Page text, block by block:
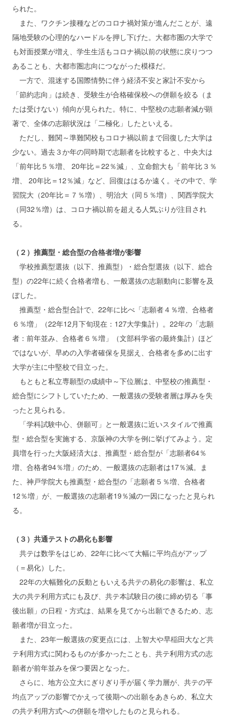
られた。
また、ワクチン接種などのコロナ禍対策が進んだことが、遠
隔地受験の心理的なハードルを押し下げた。大都市圏の大学で
も対面授業が増え、学生生活もコロナ禍以前の状態に戻りつつ
あることも、大都市圏志向につながった模様だ。
一方で、混迷する国際情勢に伴う経済不安と家計不安から
「節約志向」は続き、受験生が合格確保校への併願を絞る（ま
たは受けない）傾向が見られた。特に、中堅校の志願者減が顕
著で、全体の志願状況は「二極化」したといえる。
ただし、難関～準難関校もコロナ禍以前まで回復した大学は
少ない。過去３か年の同時期で志願者を比較すると、中央大は
「前年比５％増、 20年比＝22％減」、立命館大も「前年比３％
増、 20年比＝12％減」など、回復ははるか遠く。その中で、学
習院大（20年比＝７％増）、明治大（同５％増）、関西学院大
（同32％増）は、コロナ禍以前を超える人気ぶりが注目され
る。
（２）推薦型・総合型の合格者増が影響
学校推薦型選抜（以下、推薦型）・総合型選抜（以下、総合
型）の22年に続く合格者増も、一般選抜の志願動向に影響を及
ぼした。
推薦型・総合型合計で、22年に比べ「志願者４％増、合格者
６％増」（22年12月下旬現在：127大学集計）。22年の「志願
者：前年並み、合格者６％増」（文部科学省の最終集計）ほど
ではないが、早めの入学者確保を見据え、合格者を多めに出す
大学が主に中堅校で目立った。
もともと私立専願型の成績中～下位層は、中堅校の推薦型・
総合型にシフトしていたため、一般選抜の受験者層は厚みを失
ったと見られる。
「学科試験中心、併願可」と一般選抜に近いスタイルで推薦
型・総合型を実施する、京阪神の大学を例に挙げてみよう。定
員増を行った大阪経済大は、推薦型・総合型が「志願者64％
増、合格者94％増」のため、一般選抜の志願者は17％減。ま
た、神戸学院大も推薦型・総合型の「志願者５％増、合格者
12％増」が、一般選抜の志願者19％減の一因になったと見られ
る。
（３）共通テストの易化も影響
共テは数学をはじめ、22年に比べて大幅に平均点がアップ
（＝易化）した。
22年の大幅難化の反動ともいえる共テの易化の影響は、私立
大の共テ利用方式にも及び、共テ本試験日の後に締め切る「事
後出願」の日程・方式は、結果を見てから出願できるため、志
願者増が目立った。
また、23年一般選抜の変更点には、上智大や早稲田大など共
テ利用方式に関わるものが多かったことも、共テ利用方式の志
願者が前年並みを保つ要因となった。
さらに、地方公立大にぎりぎり手が届く学力層が、共テの平
均点アップの影響でかえって後期への出願をあきらめ、私立大
の共テ利用方式への併願を増やしたものと見られる。